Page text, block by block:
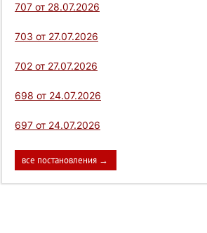
707 от 28.07.2026
703 от 27.07.2026
702 от 27.07.2026
698 от 24.07.2026
697 от 24.07.2026
все постановления →